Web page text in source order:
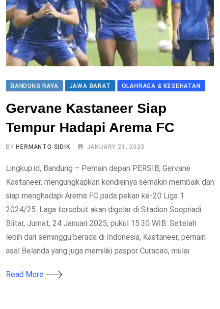
BANDUNG RAYA JAWA BARAT OLAHRAGA & KESEHATAN
Gervane Kastaneer Siap
Tempur Hadapi Arema FC
BYHERMANTO SIDIK JANUARY 21, 2025
Lingkup.id, Bandung – Pemain depan PERSIB, Gervane
Kastaneer, mengungkapkan kondisinya semakin membaik dan
siap menghadapi Arema FC pada pekan ke-20 Liga 1
2024/25. Laga tersebut akan digelar di Stadion Soepriadi
Blitar, Jumat, 24 Januari 2025, pukul 15.30 WIB. Setelah
lebih dari seminggu berada di Indonesia, Kastaneer, pemain
asal Belanda yang juga memiliki paspor Curacao, mulai
Read More